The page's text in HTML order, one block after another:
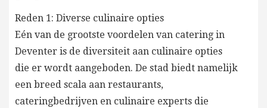
Reden 1: Diverse culinaire opties
Eén van de grootste voordelen van catering in
Deventer is de diversiteit aan culinaire opties
die er wordt aangeboden. De stad biedt namelijk
een breed scala aan restaurants,
cateringbedrijven en culinaire experts die